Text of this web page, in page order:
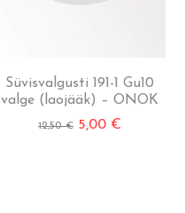
Süvisvalgusti 191-1 Gu10
valge (laojääk) – ONOK
12,50€ 5,00 €